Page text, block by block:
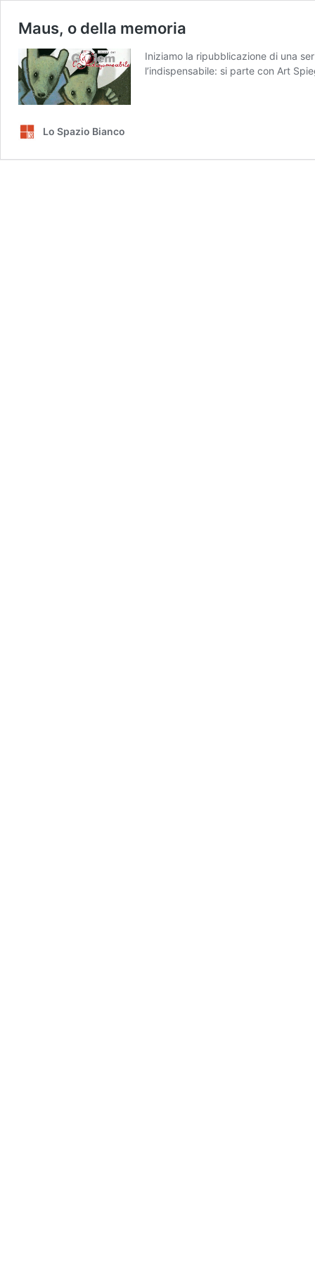
Maus, o della memoria
Iniziamo la ripubblicazione di una
l’indispensabile: si parte con Art
Lo Spazio Bianco